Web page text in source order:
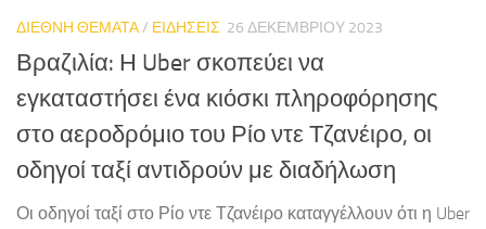
ΔΙΕΘΝΗ ΘΕΜΑΤΑ/ ΕΙΔΗΣΕΙΣ 26 ΔΕΚΕΜΒΡΊΟΥ 2023
Βραζιλία: Η Uber σκοπεύει να
εγκαταστήσει ένα κιόσκι πληροφόρησης
στο αεροδρόμιο του Ρίο ντε Τζανέιρο, οι
οδηγοί ταξί αντιδρούν με διαδήλωση
Οι οδηγοί ταξί στο Ρίο ντε Τζανέιρο καταγγέλλουν ότι η Uber